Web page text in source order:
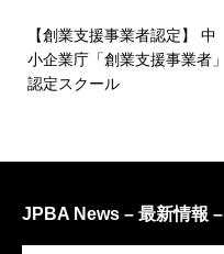
【創業支援事業者認定】 中
小企業庁「創業支援事業者」
認定スクール
JPBA News – 最新情報 –